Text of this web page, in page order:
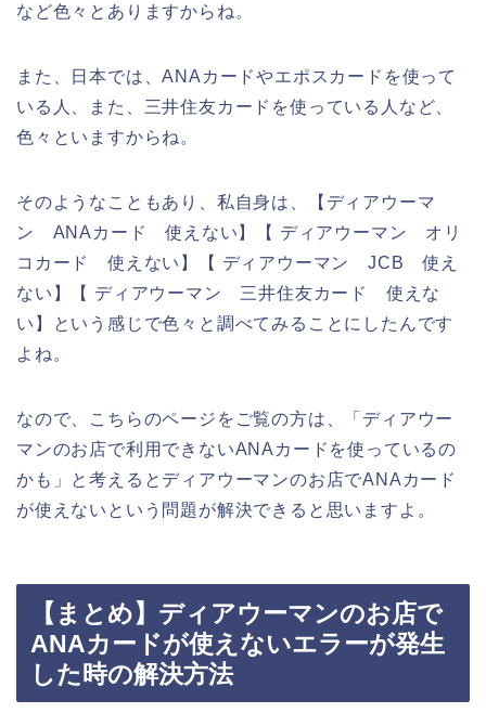
など色々とありますからね。
また、日本では、ANAカードやエポスカードを使って
いる人、また、三井住友カードを使っている人など、
色々といますからね。
そのようなこともあり、私自身は、【ディアウーマ
ン ANAカード 使えない】【 ディアウーマン オリ
コカード 使えない】【 ディアウーマン JCB 使え
ない】【 ディアウーマン 三井住友カード 使えな
い】という感じで色々と調べてみることにしたんです
よね。
なので、こちらのページをご覧の方は、「ディアウー
マンのお店で利用できないANAカードを使っているの
かも」と考えるとディアウーマンのお店でANAカード
が使えないという問題が解決できると思いますよ。
【まとめ】ディアウーマンのお店で
ANAカードが使えないエラーが発生
した時の解決方法